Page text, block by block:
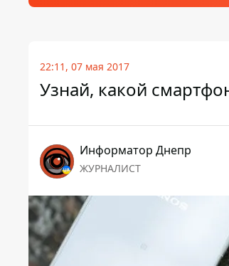
22:11, 07 мая 2017
Узнай, какой
Информатор Днепр
ЖУРНАЛИСТ